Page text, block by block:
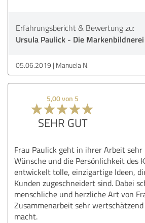
Erfahrungsbericht & Bewertung zu:
Ursula Paulick - Die Markenbildnerei
05.06.2019 Manuela N.
5,00 von 5
SEHR GUT
Frau Paulick geht in ihrer Arbeit
Wünsche und die Persönlichkeit des
entwickelt tolle, einzigartige Ideen,
Kunden zugeschneidert sind. Dabei
menschliche und herzliche Art von
Zusammenarbeit sehr
macht.